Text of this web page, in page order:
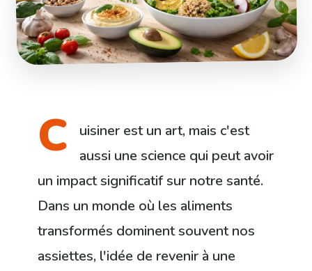
C
uisiner est un art, mais c'est
aussi une science qui peut avoir
un impact significatif sur notre santé.
Dans un monde où les aliments
transformés dominent souvent nos
assiettes, l'idée de revenir à une